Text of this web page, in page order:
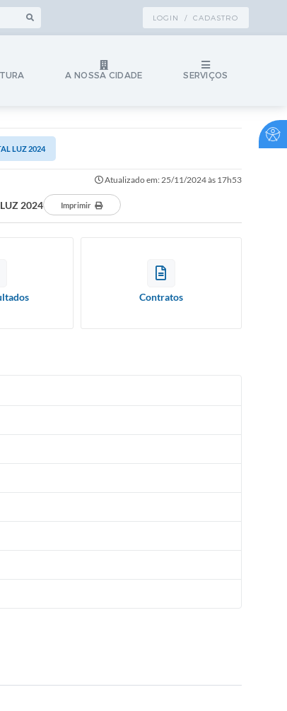
LOGIN / CADASTRO
A NOSSA CIDADE SERVIÇOS
LUZ 2024
Atualizado em: 25/11/2024 às 17h53
2024 Imprimir
Contratos